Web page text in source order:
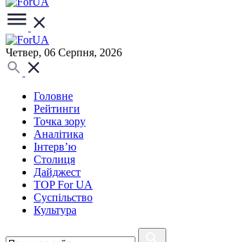
Четвер, 06 Серпня, 2026
Головне
Рейтинги
Точка зору
Аналітика
Інтерв’ю
Столиця
Дайджест
TOP For UA
Суспiльство
Культура